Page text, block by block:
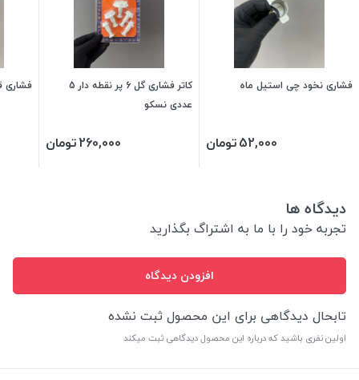
فشاری نخود چی استیل ماه
52,000تومان
کاتر فشاری گل 6 پر نقطه دار 5
عددی نسکو
260,000تومان
فشاری
دیدگاه ها
تجربه خود را با ما به اشتراگ بگذارید
افزودن دیدگاه
تابحال دیدگاهی برای این محصول ثبت نشده
اولین نفری باشید که درباره این محصول دیدگاهی ثبت میکند